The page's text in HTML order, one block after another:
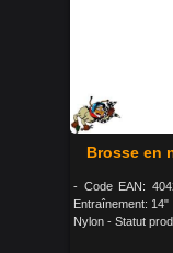
Brosse en
- Code EAN:
Entraînement:
Nylon - Statut